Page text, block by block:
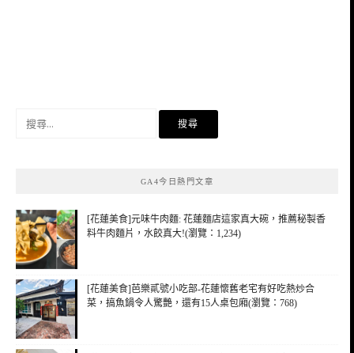
GA4今日熱門文章
[花蓮美食]元味牛肉麵: 花蓮麵店這家真大碗，推薦秘製香
料牛肉麵片，水餃真大!(瀏覽：1,234)
[花蓮美食]芭樂貳號小吃部-花蓮懷舊老宅有好吃熱炒合
菜，搞魚鍋令人驚艷，還有15人桌包廂(瀏覽：768)